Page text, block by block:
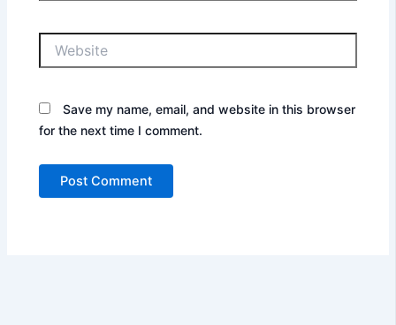
Save my name, email, and website in this browser
for the next time I comment.